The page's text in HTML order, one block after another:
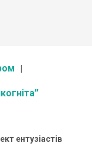
ентузіастів